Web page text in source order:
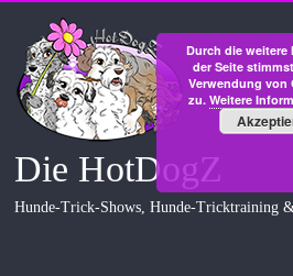
content
Die HotDogZ
Hunde-Trick-Shows, Hunde-Tricktraining
Durch die weitere
der Seite
Verwendung von
zu. Weitere